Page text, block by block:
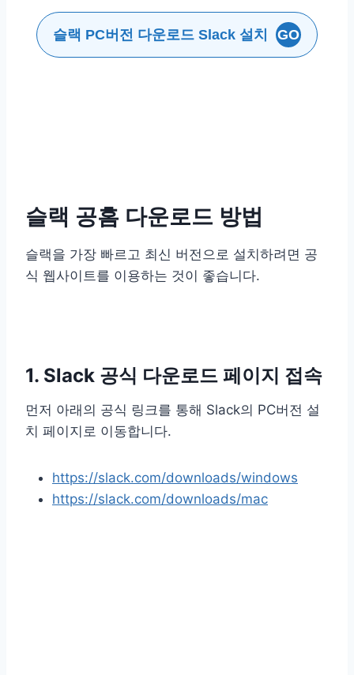
슬랙 PC버전 다운로드 Slack 설치 GO
슬랙 공홈 다운로드 방법
슬랙을 가장 빠르고 최신 버전으로 설치하려면 공
식 웹사이트를 이용하는 것이 좋습니다.
1. Slack 공식 다운로드 페이지 접속
먼저 아래의 공식 링크를 통해 Slack의 PC버전 설
치 페이지로 이동합니다.
https://slack.com/downloads/windows
https://slack.com/downloads/mac